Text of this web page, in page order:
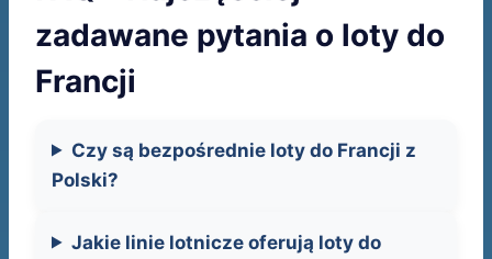
zadawane pytania o loty do
Francji
Czy są bezpośrednie loty do Francji z
Polski?
Jakie linie lotnicze oferują loty do